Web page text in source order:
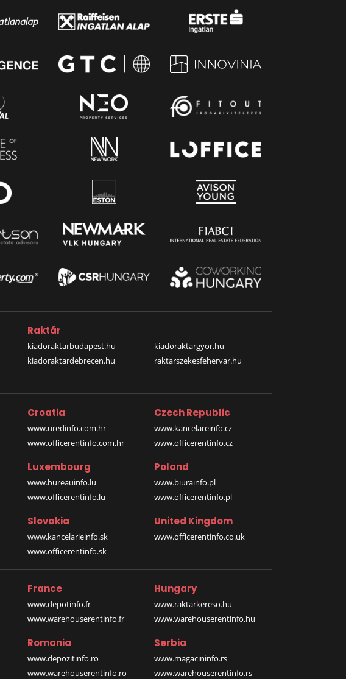
Raktár
kiadoraktarbudapest.hu
kiadoraktardebrecen.hu
kiadoraktargyor.hu
raktarszekesfehervar.hu
Croatia
www.uredinfo.com.hr
www.officerentinfo.com.hr
Czech Republic
www.kancelareinfo.cz
www.officerentinfo.cz
Luxembourg
www.bureauinfo.lu
www.officerentinfo.lu
Poland
www.biurainfo.pl
www.officerentinfo.pl
Slovakia
www.kancelarieinfo.sk
www.officerentinfo.sk
United Kingdom
www.officerentinfo.co.uk
France
www.depotinfo.fr
www.warehouserentinfo.fr
Hungary
www.raktarkereso.hu
www.warehouserentinfo.hu
Romania
www.depozitinfo.ro
www.warehouserentinfo.ro
Serbia
www.magacininfo.rs
www.warehouserentinfo.rs